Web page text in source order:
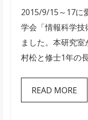
理
学
会
FIT2015
に
お
2015/9/15～17に
学会「情報科学
ました。本研究室
村松と修士1年の
READ MORE